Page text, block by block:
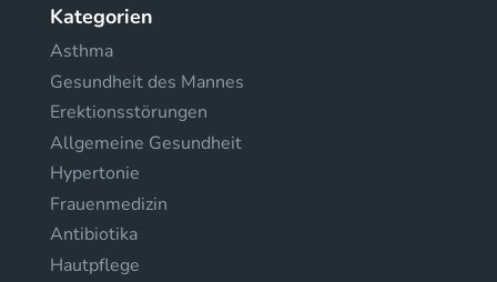
Kategorien
Asthma
Gesundheit des Mannes
Erektionsstörungen
Allgemeine Gesundheit
Hypertonie
Frauenmedizin
Antibiotika
Hautpflege